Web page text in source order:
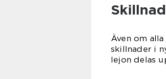
Även om
skillnader i
lejon delas